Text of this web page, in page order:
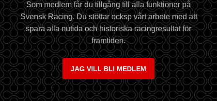
Som medlem får du tillgång till alla funktioner på
Svensk Racing. Du stöttar ocksp vårt arbete med att
spara alla nutida och historiska racingresultat för
framtiden.
JAG VILL BLI MEDLEM